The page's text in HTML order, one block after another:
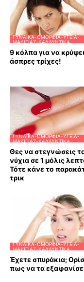
ΓΥΝΑΊΚΑ-ΟΜΟΡΦΙΆ-ΥΓΕΊΑ-
ΜΑΚΙΓΙΆΖ-ΚΑΛΛΥΝΤΙΚΆ
9 κόλπα για να
άσπρες τρίχες!
ΓΥΝΑΊΚΑ-ΟΜΟΡΦΙΆ-ΥΓΕΊΑ-
ΜΑΚΙΓΙΆΖ-ΚΑΛΛΥΝΤΙΚΆ
Θες να στεγνώσεις
νύχια σε 1 μόλις
Τότε κάνε το
τρικ
ΓΥΝΑΊΚΑ-ΟΜΟΡΦΙΆ-ΥΓΕΊΑ-
ΜΑΚΙΓΙΆΖ-ΚΑΛΛΥΝΤΙΚΆ
Έχετε σπυράκια;
πως να τα